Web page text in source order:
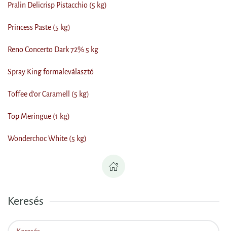
Pralin Delicrisp Pistacchio (5 kg)
Princess Paste (5 kg)
Reno Concerto Dark 72% 5 kg
Spray King formaleválasztó
Toffee d'or Caramell (5 kg)
Top Meringue (1 kg)
Wonderchoc White (5 kg)
Keresés